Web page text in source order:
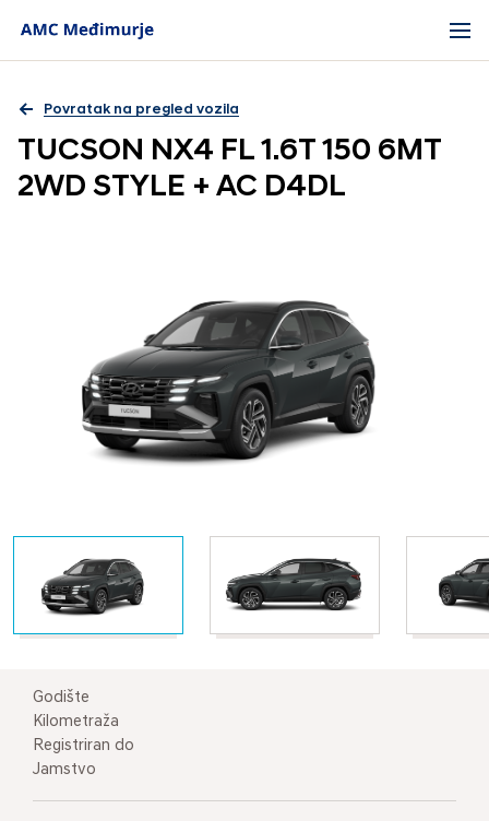
Povratak na pregled vozila
TUCSON NX4 FL 1.6T 150 6MT
2WD STYLE + AC D4DL
Godište
Kilometraža
Registriran do
Jamstvo